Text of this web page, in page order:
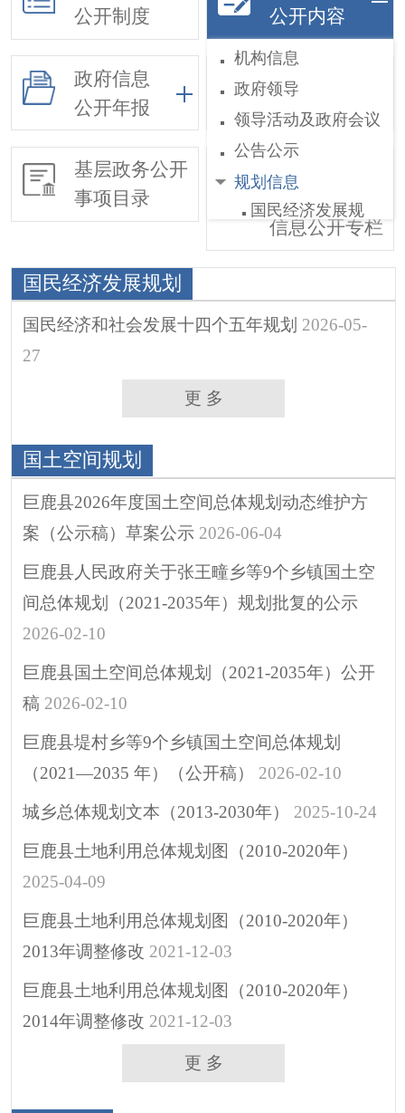
公开制度
公开内容
机构信息
政府领导
领导活动及政府会议
公告公示
规划信息
国民经济发展规
区域规划
年度报告、工作
行政执法公示
涉企行政检查公示专
栏
行政许可
突发公共事件
人大代表建议
政协委员提案
决策预公开
其他
政府信息
公开年报
依申请公开
基层政务公开
事项目录
惠民惠农财政
补贴
信息公开专栏
国民经济发展规划
国民经济和社会发展十四个五年规划 2026-05-
27
更 多
国土空间规划
巨鹿县2026年度国土空间总体规划动态维护方
案（公示稿）草案公示 2026-06-04
巨鹿县人民政府关于张王疃乡等9个乡镇国土空
间总体规划（2021-2035年）规划批复的公示
2026-02-10
巨鹿县国土空间总体规划（2021-2035年）公开
稿 2026-02-10
巨鹿县堤村乡等9个乡镇国土空间总体规划
（2021—2035 年）（公开稿）
2026-02-10
城乡总体规划文本（2013-2030年） 2025-10-24
巨鹿县土地利用总体规划图（2010-2020年）
2025-04-09
巨鹿县土地利用总体规划图（2010-2020年）
2013年调整修改 2021-12-03
巨鹿县土地利用总体规划图（2010-2020年）
2014年调整修改 2021-12-03
更 多